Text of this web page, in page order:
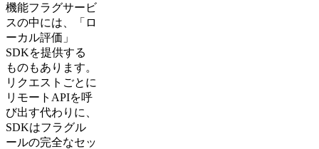
機能フラグサービ
スの中には、「ロ
ーカル評価」
SDKを提供する
ものもあります。
リクエストごとに
リモートAPIを呼
び出す代わりに、
SDKはフラグル
ールの完全なセッ